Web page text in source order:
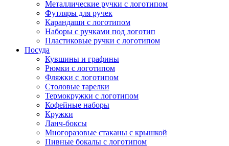
Металлические ручки с логотипом
Футляры для ручек
Карандаши с логотипом
Наборы с ручками под логотип
Пластиковые ручки с логотипом
Посуда
Кувшины и графины
Рюмки с логотипом
Фляжки с логотипом
Столовые тарелки
Термокружки с логотипом
Кофейные наборы
Кружки
Ланч-боксы
Многоразовые стаканы с крышкой
Пивные бокалы с логотипом